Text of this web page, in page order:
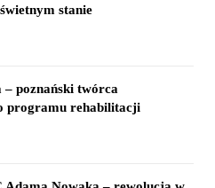
stanie
poznański twórca
programu rehabilitacji